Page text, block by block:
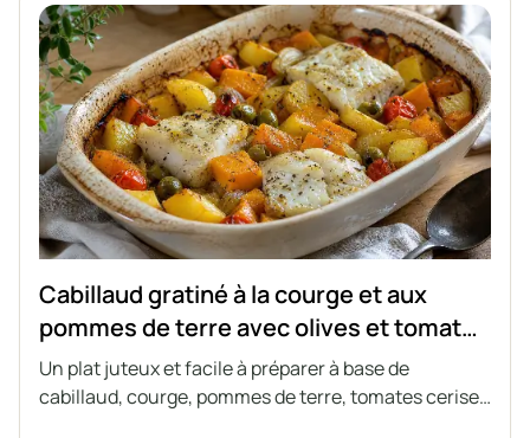
Cabillaud gratiné à la courge et aux
pommes de terre avec olives et tomates
cerises
Un plat juteux et facile à préparer à base de
cabillaud, courge, pommes de terre, tomates cerises